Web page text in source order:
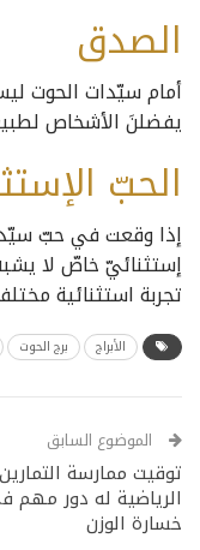
الصدق
أمام سيّدات الحوت
يفضلنَ الأشخاص
الحبّ
إذا وقعت في حبّ
إستثنائيّ خاصّ لا
تجربة استثنائية
الأبراج برج الحوت
الموضوع السابق
توقيت ممارسة التمارين
الرياضية له دور مهم
خسارة الوزن